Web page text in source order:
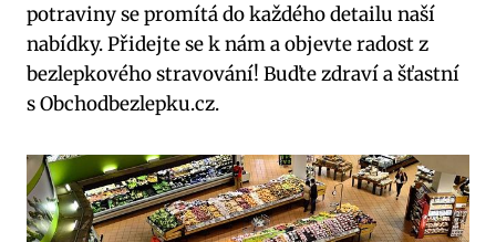
potraviny se promítá do každého detailu naší
nabídky. Přidejte se k nám a objevte radost z
bezlepkového stravování! Buďte zdraví a šťastní
s Obchodbezlepku.cz.